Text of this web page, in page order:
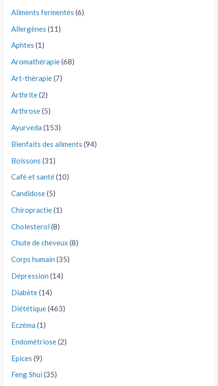
Aliments fermentés (6)
Allergènes (11)
Aphtes (1)
Aromathérapie(68)
Art-thérapie(7)
Arthrite(2)
Arthrose(5)
Ayurveda (153)
Bienfaits des aliments (94)
Boissons (31)
Café et santé(10)
Candidose(5)
Chiropractie(1)
Cholesterol (8)
Chute de cheveux (8)
Corps humain (35)
Dépression (14)
Diabète(14)
Diététique(463)
Eczéma (1)
Endométriose(2)
Epices (9)
Feng Shui (35)